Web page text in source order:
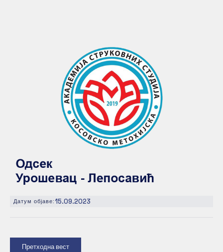
Датум објаве:15.09.2023
Претходна вест